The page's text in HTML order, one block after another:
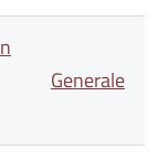
Generale